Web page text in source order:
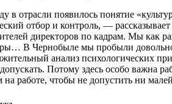
в отрасли появилось понятие
отбор и контроль, —
директоров по кадрам. Мы как
В Чернобыле мы пробыли довольно
анализ психологических
Потому здесь особо важна
работе, чтобы не допустить ни